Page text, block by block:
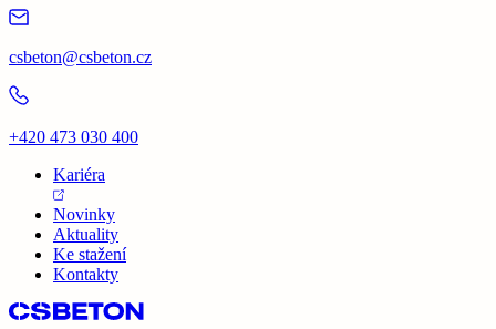
csbeton@csbeton.cz
+420 473 030 400
Kariéra
Novinky
Aktuality
Ke stažení
Kontakty